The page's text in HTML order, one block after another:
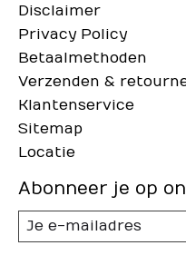
Disclaimer
Privacy Policy
Betaalmethoden
Verzenden &
Klantenservice
Sitemap
Locatie
Abonneer je op